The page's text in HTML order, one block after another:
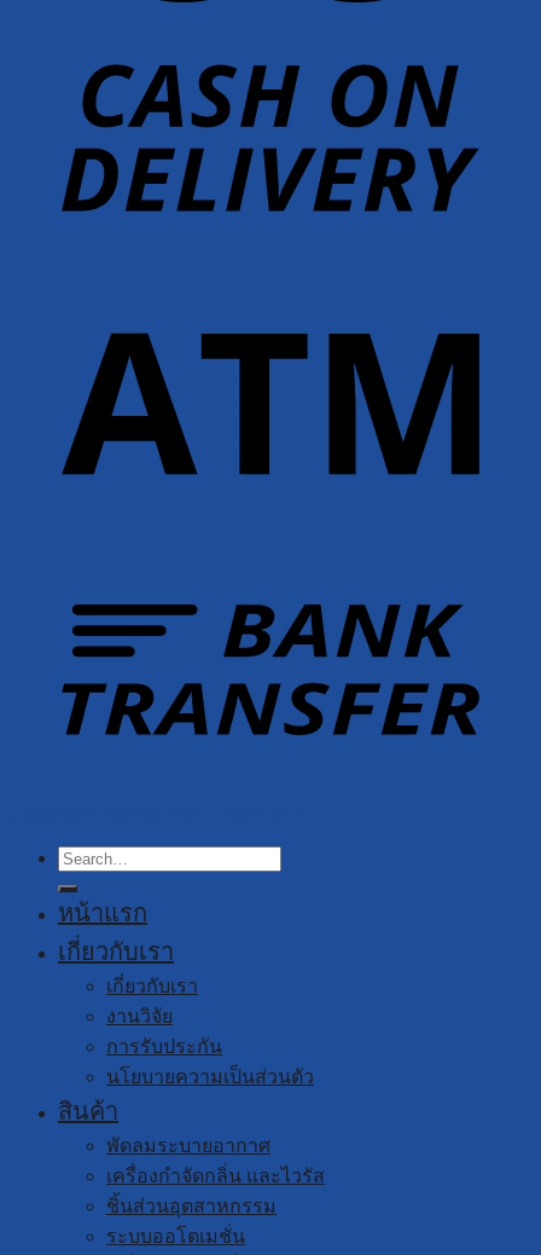
Search
for:
หน้าแรก
เกี่ยวกับเรา
เกี่ยวกับเรา
งานวิจัย
การรับประกัน
นโยบายความเป็นส่วนตัว
สินค้า
พัดลมระบายอากาศ
เครื่องกำจัดกลิ่น และไวรัส
ชิ้นส่วนอุตสาหกรรม
ระบบออโตเมชั่น